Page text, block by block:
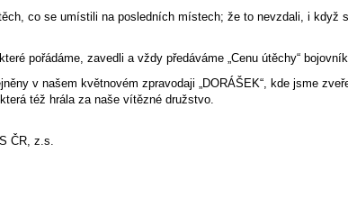
co se umístili na posledních místech; že to nevzdali, i když
pořádáme, zavedli a vždy předáváme „Cenu útěchy“
v našem květnovém zpravodaji „DORÁŠEK“, kde jsme
též hrála za naše vítězné družstvo.
ČR, z.s.